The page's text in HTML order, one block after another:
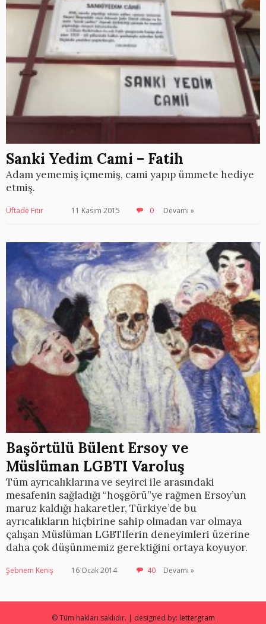
Sanki Yedim Cami – Fatih
Adam yememiş içmemiş, cami yapıp ümmete hediye
etmiş.
Üftade Fıtır 11 Kasım 2015 0 Devamı »
Başörtülü Bülent Ersoy ve
Müslüman LGBTI Varoluş
Tüm ayrıcalıklarına ve seyirci ile arasındaki
mesafenin sağladığı “hoşgörü”ye rağmen Ersoy’un
maruz kaldığı hakaretler, Türkiye’de bu
ayrıcalıkların hiçbirine sahip olmadan var olmaya
çalışan Müslüman LGBTIlerin deneyimleri üzerine
daha çok düşünmemiz gerektiğini ortaya koyuyor.
Şebnem Keniş 16 Ocak 2014 40 Devamı »
© Tüm hakları saklıdır. | designed by: lettergram